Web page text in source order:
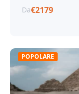
Da€2179
POPOLARE